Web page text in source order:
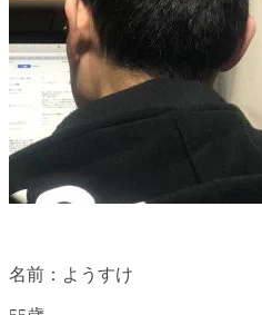
名前：ようすけ